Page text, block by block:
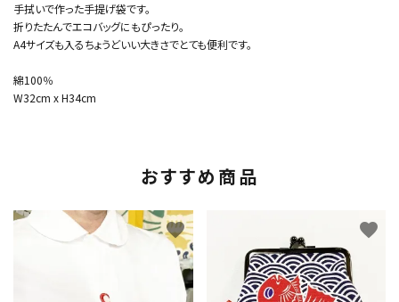
手拭いで作った手提げ袋です。
折りたたんでエコバッグにもぴったり。
A4サイズも入るちょうどいい大きさでとても便利です。
綿100％
W32cm x H34cm
おすすめ商品
favorite favorite